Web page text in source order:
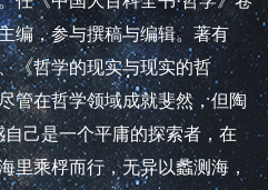
编，参与撰稿与编辑。著有
《哲学的现实与现实的哲
管在哲学领域成就斐然，但陶
己是一个平庸的探索者，在
里乘桴而行，无异以蠡测海，